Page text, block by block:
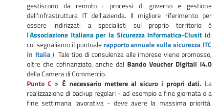
gestiscono da remoto i processi di governo e gestione
dell'infrastruttura IT dell'azienda. Il migliore riferimento per
essere indirizzati a specialisti sul proprio territorio è
l'Associazione Italiana per la Sicurezza Informatica-Clusit (di
cui segnaliamo il puntualerapporto annuale sulla sicurezza ITC
in Italia). Tale tipo di consulenza alle imprese viene promosso,
oltre che cofinanziato, anche dal Bando Voucher Digitali I4.0
della Camera di Commercio.
Punto C > È necessario mettere al sicuro i propri dati. La
realizzazione di backup regolari - ad esempio a fine giornata o a
fine settimana lavorativa - deve avere la massima priorità,